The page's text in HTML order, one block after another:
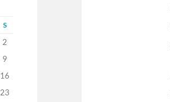
S
2
9
16
23